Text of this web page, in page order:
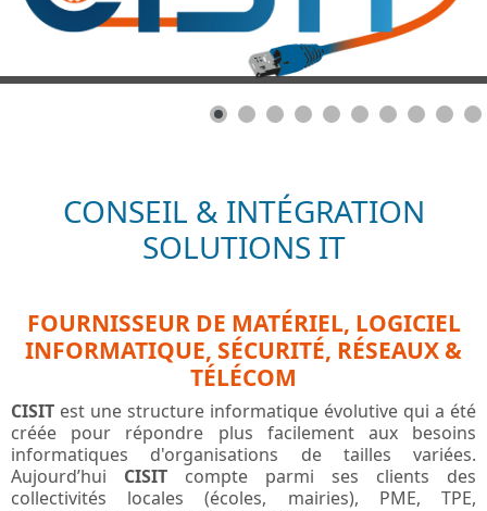
CONSEIL & INTÉGRATION
SOLUTIONS IT
FOURNISSEUR DE MATÉRIEL, LOGICIEL
INFORMATIQUE, SÉCURITÉ, RÉSEAUX &
TÉLÉCOM
CISIT est une structure informatique évolutive qui a été
créée pour répondre plus facilement aux besoins
informatiques d'organisations de tailles variées.
Aujourd’hui CISIT compte parmi ses clients des
collectivités locales (écoles, mairies), PME, TPE,